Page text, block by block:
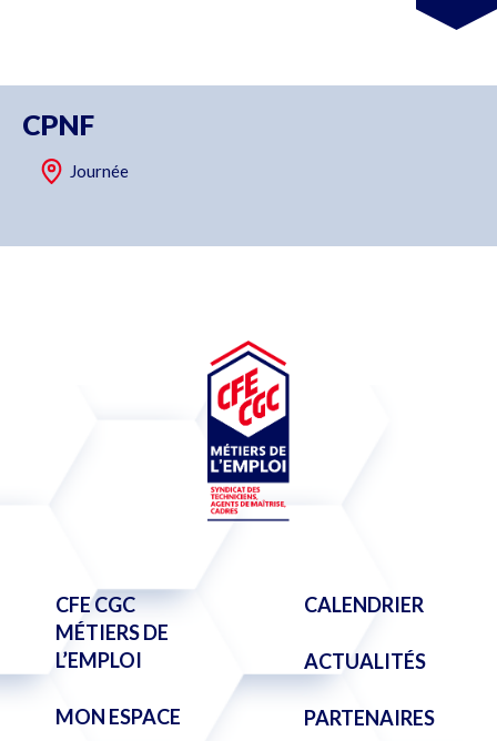
CPNF
Journée
CFE CGC
MÉTIERS DE
L’EMPLOI
MON ESPACE
CALENDRIER
ACTUALITÉS
PARTENAIRES